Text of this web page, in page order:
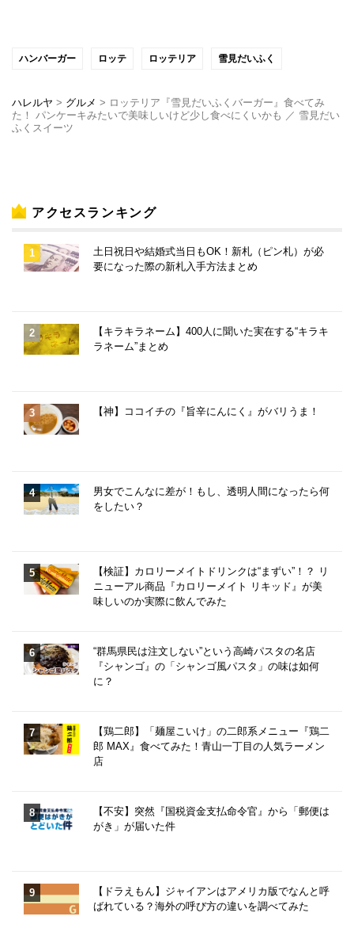
ハンバーガー ロッテ ロッテリア 雪見だいふく
ハレルヤ > グルメ > ロッテリア『雪見だいふくバーガー』食べてみ
た！ パンケーキみたいで美味しいけど少し食べにくいかも ／ 雪見だい
ふくスイーツ
アクセスランキング
土日祝日や結婚式当日もOK！新札（ピン札）が必
要になった際の新札入手方法まとめ
【キラキラネーム】400人に聞いた実在する“キラキ
ラネーム”まとめ
【神】ココイチの『旨辛にんにく』がバリうま！
男女でこんなに差が！もし、透明人間になったら何
をしたい？
【検証】カロリーメイトドリンクは“まずい”！？ リ
ニューアル商品『カロリーメイト リキッド』が美
味しいのか実際に飲んでみた
“群馬県民は注文しない”という高崎パスタの名店
『シャンゴ』の「シャンゴ風パスタ」の味は如何
に？
【鶏二郎】「麺屋こいけ」の二郎系メニュー『鶏二
郎 MAX』食べてみた！青山一丁目の人気ラーメン
店
【不安】突然『国税資金支払命令官』から「郵便は
がき」が届いた件
【ドラえもん】ジャイアンはアメリカ版でなんと呼
ばれている？海外の呼び方の違いを調べてみた